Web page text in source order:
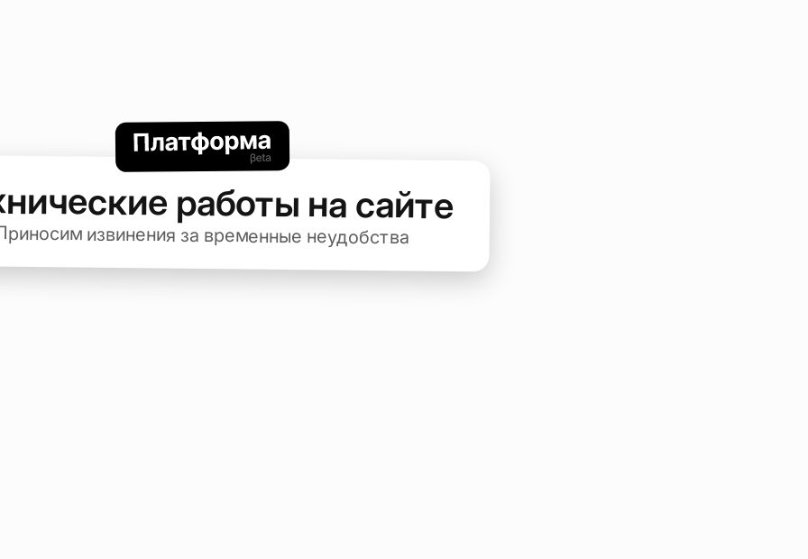
работы на сайте
извинения за временные неудобства